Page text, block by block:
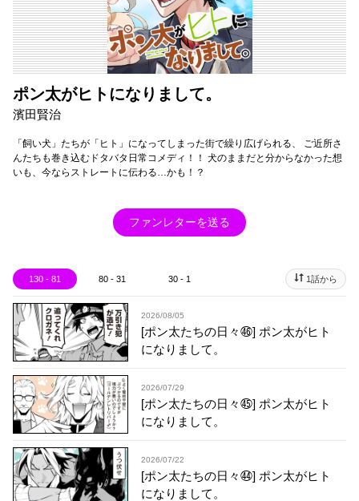
ポン太がヒトになりまして。
濱田賢治
「飼い犬」たちが「ヒト」になってしまった街で繰り広げられる、 ご近所さ
んたちも巻き込むドタバタ日常コメディ！！ 犬のままだと分からなかった想
いも、今ならストレートに伝わる…かも！？
ファンレターを送る
130 - 81 80 - 31 30 - 1 1話から
2026/08/05
[ポン太たちの日々㊻] ポン太がヒト
になりまして。
2026/07/29
[ポン太たちの日々㊺] ポン太がヒト
になりまして。
2026/07/22
[ポン太たちの日々㊹] ポン太がヒト
になりまして。